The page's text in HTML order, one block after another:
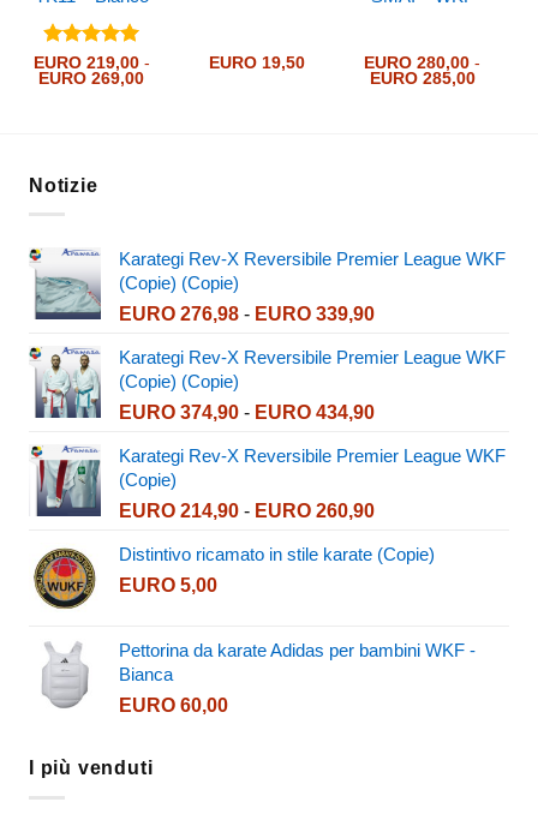
Valutato5
su 5
EURO219,00 -
EURO 269,00Fascia
EURO 19,50 EURO 280,00 -
EURO285,00Fascia
Notizie
Karategi Rev-X Reversibile Premier League WKF
(Copie) (Copie)
EURO276,98 - EURO339,90Fascia
prezzo:
EURO 276,98
EURO 339,90
Karategi Rev-X Reversibile Premier League WKF
(Copie) (Copie)
EURO374,90 - EURO434,90Fascia
prezzo:
EURO 374,90
EURO 434,90
Karategi Rev-X Reversibile Premier League WKF
(Copie)
EURO214,90 - EURO260,90Fascia
prezzo:
EURO 260,90
Distintivo ricamato in stile karate (Copie)
EURO5,00
Pettorina da karate Adidas per bambini WKF -
Bianca
EURO60,00
I più venduti